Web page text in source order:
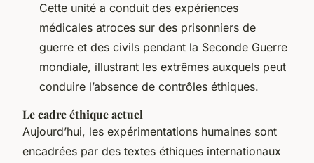
Cette unité a conduit des expériences
médicales atroces sur des prisonniers de
guerre et des civils pendant la Seconde Guerre
mondiale, illustrant les extrêmes auxquels peut
conduire l’absence de contrôles éthiques.
Le cadre éthique actuel
Aujourd’hui, les expérimentations humaines sont
encadrées par des textes éthiques internationaux